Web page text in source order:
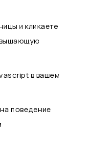
и кликаете
в вашем
поведение